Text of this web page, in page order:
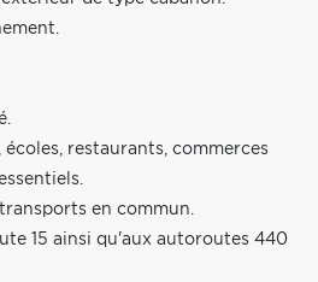
restaurants, commerces
en commun.
15 ainsi qu'aux autoroutes 440